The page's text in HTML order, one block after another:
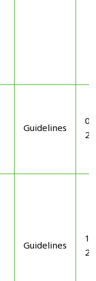
Guidelines
Guidelines